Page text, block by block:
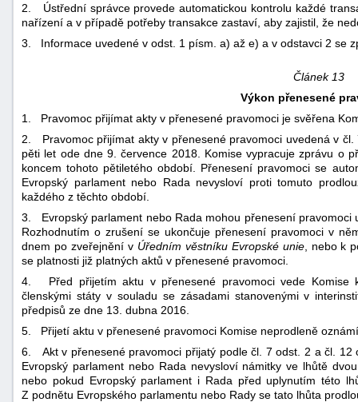
2. Ústřední správce provede automatickou kontrolu každé
nařízení a v případě potřeby transakce zastaví, aby zajistil, že
3. Informace uvedené v odst. 1 písm. a) až e) a v odstavci 2 se
Článek 13
Výkon přenesené
1. Pravomoc přijímat akty v přenesené pravomoci je svěřena
2. Pravomoc přijímat akty v přenesené pravomoci uvedená v
pěti let ode dne 9. července 2018. Komise vypracuje zprávu o
koncem tohoto pětiletého období. Přenesení pravomoci se
Evropský parlament nebo Rada nevysloví proti tomuto
každého z těchto období.
3. Evropský parlament nebo Rada mohou přenesení pravomoci
Rozhodnutím o zrušení se ukončuje přenesení pravomoci v
dnem po zveřejnění v Úředním věstníku Evropské unie, nebo k
se platnosti již platných aktů v přenesené pravomoci.
4. Před přijetím aktu v přenesené pravomoci vede Komise
členskými státy v souladu se zásadami stanovenými v
předpisů ze dne 13. dubna 2016.
5. Přijetí aktu v přenesené pravomoci Komise neprodleně
6. Akt v přenesené pravomoci přijatý podle čl. 7 odst. 2 a čl. 12
Evropský parlament nebo Rada nevysloví námitky ve lhůtě
nebo pokud Evropský parlament i Rada před uplynutím této
Z podnětu Evropského parlamentu nebo Rady se tato lhůta